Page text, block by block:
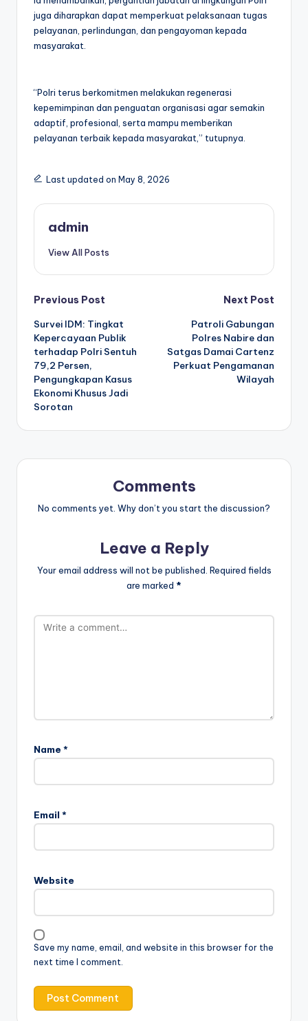
juga diharapkan dapat memperkuat pelaksanaan tugas
pelayanan, perlindungan, dan pengayoman kepada
masyarakat.
“Polri terus berkomitmen melakukan regenerasi
kepemimpinan dan penguatan organisasi agar semakin
adaptif, profesional, serta mampu memberikan
pelayanan terbaik kepada masyarakat,” tutupnya.
Last updated on May 8, 2026
admin
View All Posts
Post
navigation
Previous Post
Survei IDM: Tingkat
Kepercayaan Publik
terhadap Polri Sentuh
79,2 Persen,
Pengungkapan Kasus
Ekonomi Khusus Jadi
Sorotan
Next Post
Patroli Gabungan
Polres Nabire dan
Satgas Damai Cartenz
Perkuat Pengamanan
Wilayah
Comments
No comments yet. Why don’t you start the discussion?
Leave a Reply
Your email address will not be published. Required fields
are marked *
Name *
Email *
Website
Save my name, email, and website in this browser for the
next time I comment.